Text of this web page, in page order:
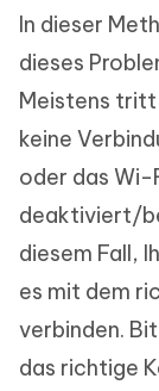
In dieser
dieses
Meistens tritt
keine
oder das
deaktiviert/
diesem Fall,
es mit dem
verbinden.
das richtige